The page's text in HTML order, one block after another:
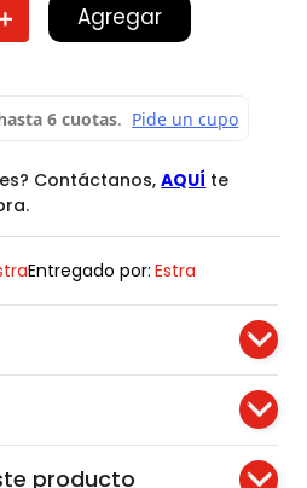
Agregar
Contáctanos,AQUÍ te
Entregado por: Estra
producto